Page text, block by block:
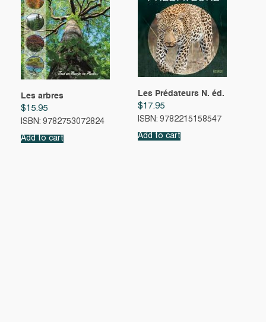
Les arbres
$15.95
ISBN: 9782753072824
Add to cart
Les Prédateurs N. éd.
$17.95
ISBN: 9782215158547
Add to cart